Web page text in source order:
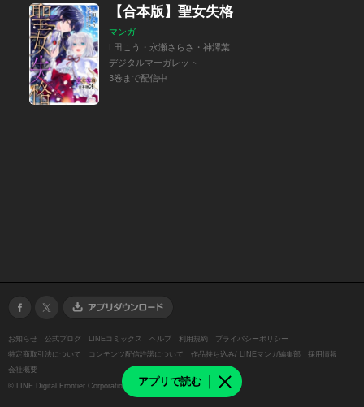
アプリで読む
【合本版】聖女失格
マンガ
L田こう・永瀬さらさ・神澤葉
デジタルマーガレット
3巻まで配信中
お知らせ 公式ブログ LINEコミックス ヘルプ 利用規約
プライバシーポリシー
特定商取引法について
コンテンツ配信許諾について 作品持ち込み/ LINEマンガ編集部
採用情報
会社概要
© LINE Digital Frontier Corporation